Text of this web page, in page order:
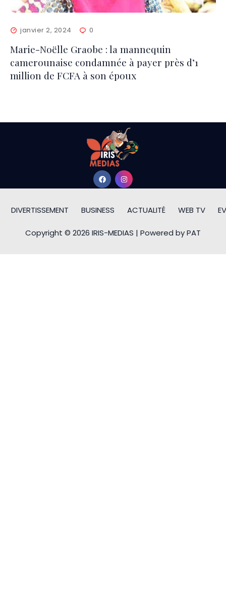
janvier 2, 2024 0
Marie-Noëlle Graobe : la mannequin
camerounaise condamnée à payer près d’1
million de FCFA à son époux
DIVERTISSEMENT BUSINESS ACTUALITÉ WEB TV
Copyright © 2026 IRIS-MEDIAS | Powered by PAT